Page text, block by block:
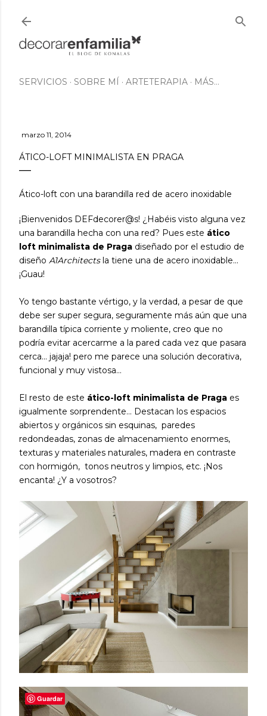
SERVICIOS SOBRE MÍ ARTETERAPIA MÁS…
marzo 11, 2014
ÁTICO-LOFT MINIMALISTA EN PRAGA
Ático-loft con una barandilla red de acero inoxidable
¡Bienvenidos DEFdecorer@s! ¿Habéis visto alguna vez
una barandilla hecha con una red? Pues este ático
loft minimalista de Praga diseñado por el estudio de
diseño A1Architectsla tiene una de acero inoxidable...
¡Guau!
Yo tengo bastante vértigo, y la verdad, a pesar de que
debe ser super segura, seguramente más aún que una
barandilla típica corriente y moliente, creo que no
podría evitar acercarme a la pared cada vez que pasara
cerca... jajaja! pero me parece una solución decorativa,
funcional y muy vistosa...
El resto de este ático-loft minimalista de Praga es
igualmente sorprendente... Destacan los espacios
abiertos y orgánicos sin esquinas, paredes
redondeadas, zonas de almacenamiento enormes,
texturas y materiales naturales, madera en contraste
con hormigón, tonos neutros y limpios, etc. ¡Nos
encanta! ¿Y a vosotros?
Guardar